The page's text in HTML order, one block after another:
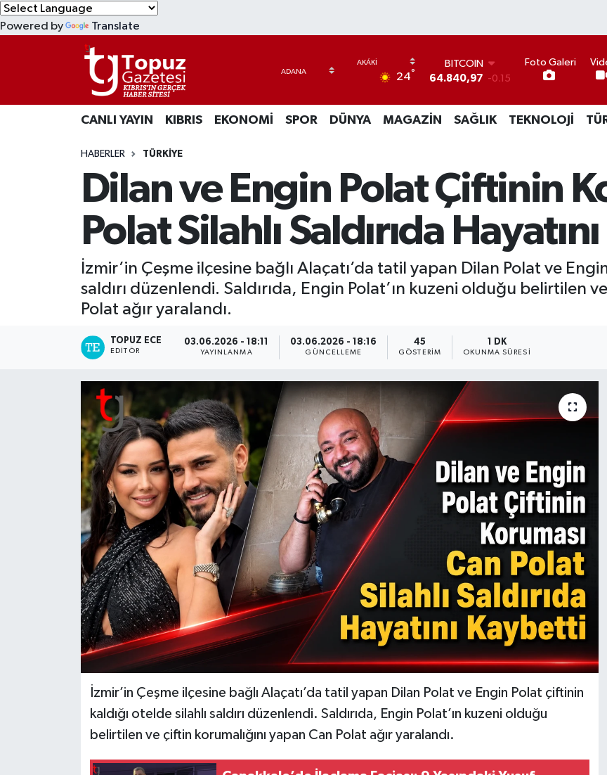
Powered by Translate
24°
BITCOIN
64.840,97 -0.15
47,7436 0.18
EURO
GRAM ALTIN
6660.55
0
BİST100
13.779
-14
Foto Galeri
CANLI YAYIN KIBRIS EKONOMİ SPOR DÜNYA MAGAZİN SAĞLIK TEKNOLOJİ
HABERLER TÜRKİYE
Dilan ve Engin Polat Çiftinin
Polat Silahlı Saldırıda
İzmir’in Çeşme ilçesine bağlı Alaçatı’da tatil yapan Dilan Polat ve
saldırı düzenlendi. Saldırıda, Engin Polat’ın kuzeni olduğu belirtilen
Polat ağır yaralandı.
TOPUZ ECE
EDITÖR
03.06.2026 - 18:11
YAYINLANMA
03.06.2026 - 18:16
GÜNCELLEME
45
GÖSTERIM
1 DK
OKUNMA SÜRESI
İzmir’in Çeşme ilçesine bağlı Alaçatı’da tatil yapan Dilan Polat ve Engin Polat çiftinin
kaldığı otelde silahlı saldırı düzenlendi. Saldırıda, Engin Polat’ın kuzeni olduğu
belirtilen ve çiftin korumalığını yapan Can Polat ağır yaralandı.
EKONOMİ
MAGAZİN
TEKNOLOJİ
TÜRKİYE
Lefkoşa Nöbetçi Eczaneler
Lefkoşa Hava Durumu
Lefkoşa Trafik Yoğunluk Haritası
Süper Lig Puan Durumu ve Fikstür
Tüm Manşetler
Son Dakika Haberleri
Haber Arşivi